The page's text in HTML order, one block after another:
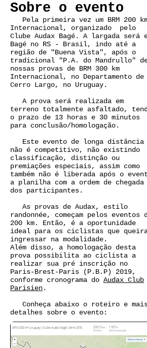
Sobre o evento
Pela primeira vez um BRM 200
Internacional, organizado pelo
Clube Audax Bagé. A largada será
Bagé no RS - Brasil, indo até a
região de "Buena Vista", após o
tradicional "P.A. do Mandrullo"
nossas provas de BRM 300 km
Internacional, no Departamento de
Cerro Largo, no Uruguay.
A prova será realizada em
terreno totalmente asfaltado,
o prazo de 13 horas e 30 minutos
para conclusão/homologação.
Este evento de longa distância
não é competitivo, não existindo
classificação, distinção ou
premiações especiais, assim como
também não é liberada após o
a planilha com a ordem de chegada
dos participantes.
As provas de Audax, estilo
randonnée, começam pelos eventos
200 km. Então, é a oportunidade
ideal para os ciclistas que
ingressar na modalidade.
Além disso, a homologação desta
prova possibilita ao ciclista a
realizar sua pré inscrição no
Paris-Brest-Paris (P.B.P) 2019,
conforme cronograma do Audax Club
Parisien.
Conheça abaixo o roteiro e
detalhes sobre o evento: